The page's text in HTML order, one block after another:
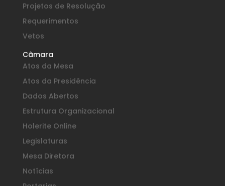
Projetos de Resolução
Requerimentos
Vetos
Câmara
Atos da Mesa
Atos da Presidência
Dados Abertos
Estrutura Organizacional
Holerite Online
Legislaturas
Mesa Diretora
Notícias